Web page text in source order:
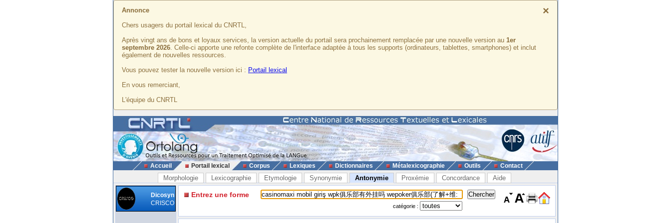
×
Annonce
Chers usagers du portail lexical du CNRTL,
Après vingt ans de bons et loyaux services, la version actuelle du portail sera prochainement remplacée par une nouvelle version au 1er
septembre 2026. Celle-ci apporte une refonte complète de l'interface adaptée à tous les supports (ordinateurs, tablettes, smartphones) et inclut
également de nouvelles ressources.
Vous pouvez tester la nouvelle version ici : Portail lexical
En vous remerciant,
L'équipe du CNRTL
Accueil Portail lexical Corpus Lexiques Dictionnaires Métalexicographie Outils Contact
Morphologie Lexicographie Etymologie Synonymie Antonymie Proxémie Concordance Aide
Dicosyn
CRISCO
Entrez une forme
catégorie :